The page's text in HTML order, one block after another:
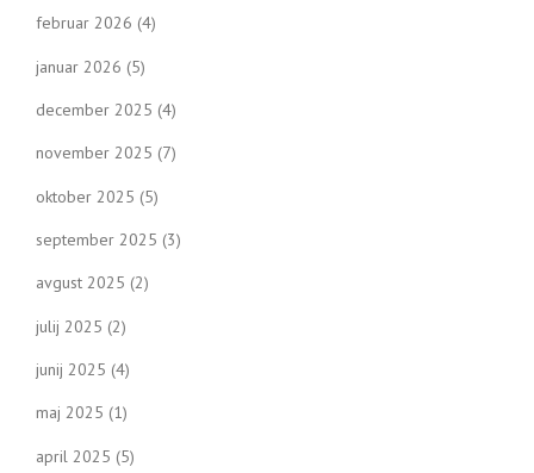
februar 2026 (4)
januar 2026 (5)
december 2025 (4)
november 2025 (7)
oktober 2025 (5)
september 2025 (3)
avgust 2025 (2)
julij 2025 (2)
junij 2025 (4)
maj 2025 (1)
april 2025 (5)